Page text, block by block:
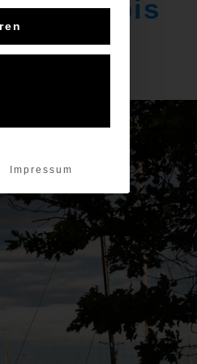
29.09. bis
Impressum